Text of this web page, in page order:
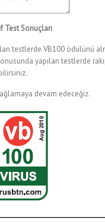
Test Sonuçları
testlerde VB100 ödülünü
yapılan testlerde
devam edeceğiz.